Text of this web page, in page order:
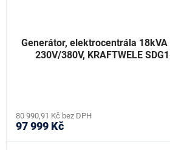
Generátor, elektrocentrála 18kVA
230V/380V, KRAFTWELE
80 990,91 Kč bez DPH
97 999 Kč